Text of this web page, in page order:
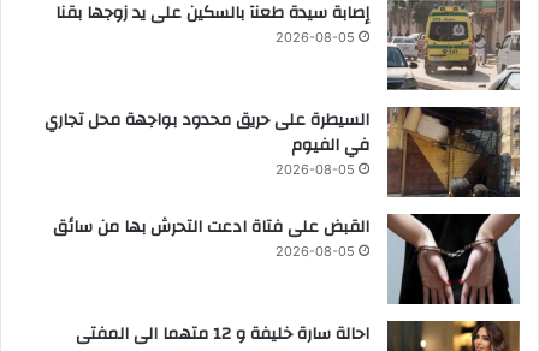
إصابة سيدة طعنآ بالسكين على يد زوجها بقنا
2026-08-05
السيطرة على حريق محدود بواجهة محل تجاري
في الفيوم
2026-08-05
القبض على فتاة ادعت التحرش بها من سائق
2026-08-05
احالة سارة خليفة و 12 متهما الى المفتى